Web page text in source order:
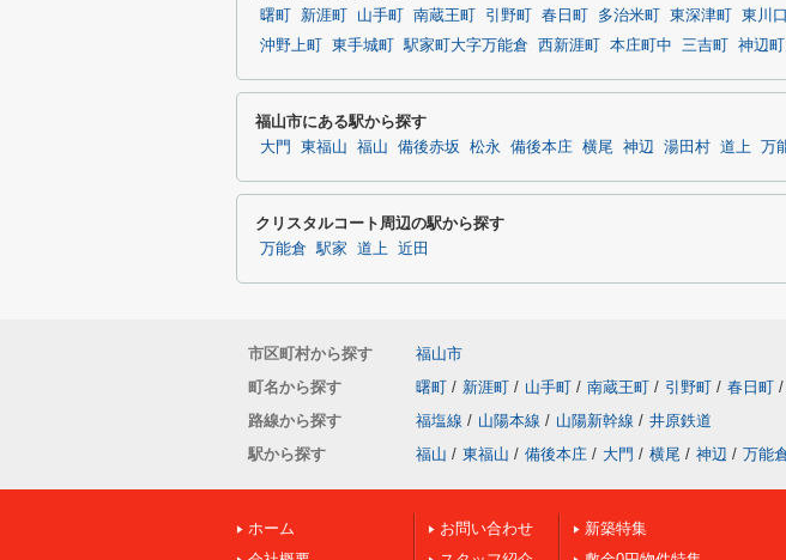
曙町 新涯町 山手町 南蔵王町 引野町 春日町 多治米町 東深津町 東川口
沖野上町
東手城町 駅家町大字万能倉 西新涯町 本庄町中 三吉町 神辺
福山市にある駅から探す
大門 東福山 福山 備後赤坂 松永 備後本庄 横尾 神辺 湯田村 道上 万
クリスタルコート周辺の駅から探す
万能倉 駅家 道上 近田
市区町村から探す
福山市
町名から探す
曙町 / 新涯町 / 山手町 / 南蔵王町 / 引野町 / 春日町 /
路線から探す
福塩線 / 山陽本線 / 山陽新幹線 / 井原鉄道
駅から探す
福山 / 東福山 / 備後本庄 / 大門 / 横尾 / 神辺 / 万能
ホーム
お問い合わせ
新築特集